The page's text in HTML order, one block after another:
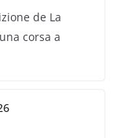
de La
corsa a